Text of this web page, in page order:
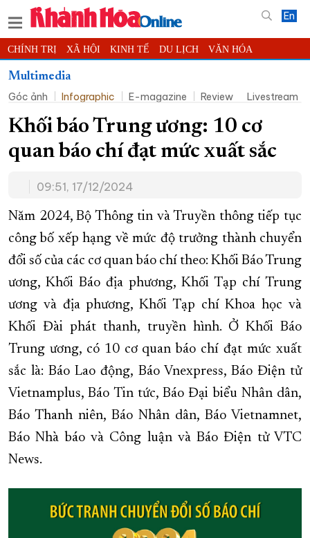
En
CHÍNH TRỊ XÃ HỘI KINH TẾ DU LỊCH VĂN HÓA
THỂ THAO ĐỜI SỐNG
KHOA HỌC - CÔNG NGHỆ PHÁP LUẬT BẠN ĐỌC PHÓNG SỰ
THẾ GIỚI MULTIMEDIA VIDEO ĐỌC BÁO ONLINE
THÔNG TIN - QUẢNG CÁO
TRƯỜNG SA BIỂN ĐẢO QUÊ HƯƠNG
CHUNG TAY CẢI CÁCH HÀNH CHÍNH
XÂY DỰNG NÔNG THÔN MỚI LỊCH CẮT ĐIỆN
TÀU - XE - MÁY BAY
KỶ NIỆM 370 NĂM XÂY DỰNG VÀ PHÁT TRIỂN TỈNH KHÁNH HÒA
KHOẢNH KHẮC ĐẸP XỨ TRẦM
XÂY DỰNG KHÁNH HÒA TRỞ THÀNH THÀNH PHỐ TRỰC THUỘC
ĐẠI HỘI ĐẢNG CÁC CẤP TRANG CHỦ VỀ BÁO KHÁNH HÒA
Multimedia
Góc ảnh
Infographic E-magazine Review Livestream
Khối báo Trung ương: 10 cơ
quan báo chí đạt mức xuất sắc
09:51, 17/12/2024
Năm 2024, Bộ Thông tin và Truyền thông tiếp tục
công bố xếp hạng về mức độ trưởng thành chuyển
đổi số của các cơ quan báo chí theo: Khối Báo Trung
ương, Khối Báo địa phương, Khối Tạp chí Trung
ương và địa phương, Khối Tạp chí Khoa học và
Khối Đài phát thanh, truyền hình. Ở Khối Báo
Trung ương, có 10 cơ quan báo chí đạt mức xuất
sắc là: Báo Lao động, Báo Vnexpress, Báo Điện tử
Vietnamplus, Báo Tin tức, Báo Đại biểu Nhân dân,
Báo Thanh niên, Báo Nhân dân, Báo Vietnamnet,
Báo Nhà báo và Công luận và Báo Điện tử VTC
News.